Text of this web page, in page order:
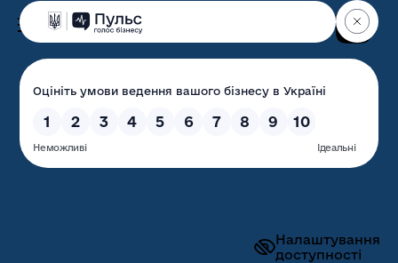
Налаштування
доступності
Волинська обласна
державна адміністрація